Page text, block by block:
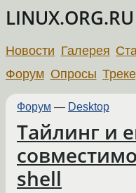
LINUX.ORG.RU
Новости Галерея
Форум Опросы
Форум — Desktop
Тайлинг и
shell